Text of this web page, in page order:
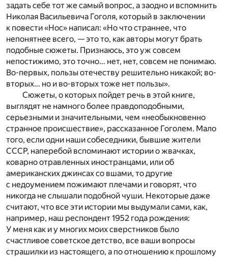
задать себе тот же самый вопрос, а заодно и вспомнить
Николая Васильевича Гоголя, который в заключении
к повести «Нос» написал: «Но что страннее, что
непонятнее всего, — это то, как авторы могут брать
подобные сюжеты. Признаюсь, это уж совсем
непостижимо, это точно… нет, нет, совсем не понимаю.
Во-первых, пользы отечеству решительно никакой; во-
вторых… но и во-вторых тоже нет пользы».
Сюжеты, о которых пойдет речь в этой книге,
выглядят не намного более правдоподобными,
серьезными и значительными, чем «необыкновенно
странное происшествие», рассказанное Гоголем. Мало
того, если одни наши собеседники, бывшие жители
СССР, наперебой вспоминают истории о жвачках,
коварно отравленных иностранцами, или об
американских джинсах со вшами, то другие
с недоумением пожимают плечами и говорят, что
никогда не слышали подобной чуши. Некоторые даже
считают, что все эти истории мы выдумали сами, как,
например, наш респондент 1952 года рождения:
У меня как и у многих моих сверстников было
счастливое советское детство, все ваши вопросы
страшилки из настоящего, а по отношению к прошлому